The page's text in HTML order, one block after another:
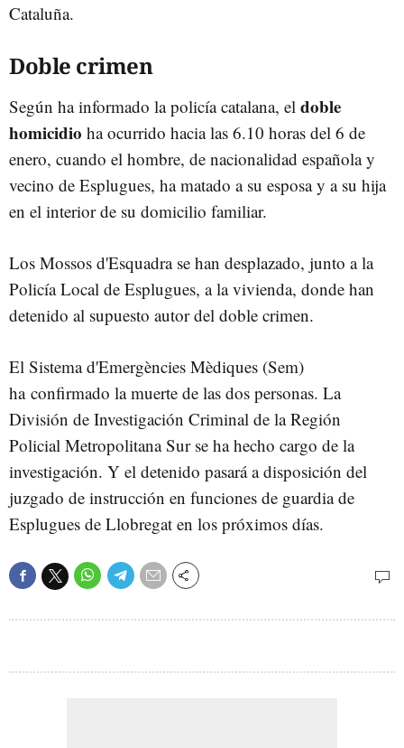
Cataluña.
Doble crimen
Según ha informado la policía catalana, el doble
homicidio ha ocurrido hacia las 6.10 horas del 6 de
enero, cuando el hombre, de nacionalidad española y
vecino de Esplugues, ha matado a su esposa y a su hija
en el interior de su domicilio familiar.
Los Mossos d'Esquadra se han desplazado, junto a la
Policía Local de Esplugues, a la vivienda, donde han
detenido al supuesto autor del doble crimen.
El Sistema d'Emergències Mèdiques (Sem)
ha confirmado la muerte de las dos personas. La
División de Investigación Criminal de la Región
Policial Metropolitana Sur se ha hecho cargo de la
investigación. Y el detenido pasará a disposición del
juzgado de instrucción en funciones de guardia de
Esplugues de Llobregat en los próximos días.